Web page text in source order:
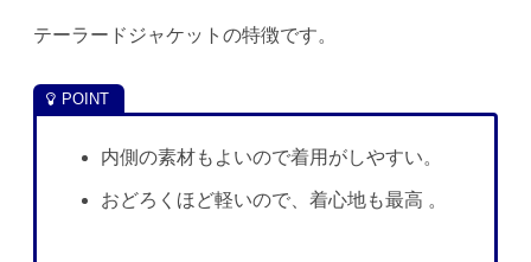
テーラードジャケットの特徴です。
内側の素材もよいので着用がしやすい。
おどろくほど軽いので、着心地も最高 。